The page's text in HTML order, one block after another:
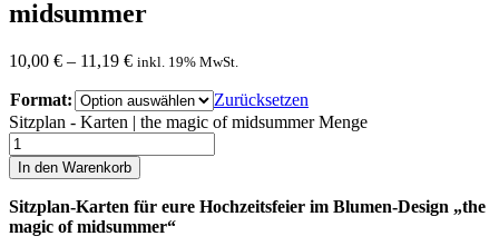
midsummer
10,00 € – 11,19 € inkl. 19% MwSt.
Format:
Zurücksetzen
Sitzplan - Karten | the magic of midsummer Menge
In den Warenkorb
Sitzplan-Karten für eure Hochzeitsfeier im Blumen-Design „the
magic of midsummer“